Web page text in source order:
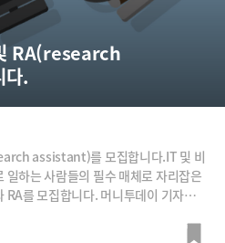
RA(research
.
assistant)를 모집합니다.IT 및 비
일하는 사람들의 필수 매체로 자리잡은
RA를 모집합니다. 머니투데이 기자들
.▷ 티타임즈 홈페이지 : https://ttime